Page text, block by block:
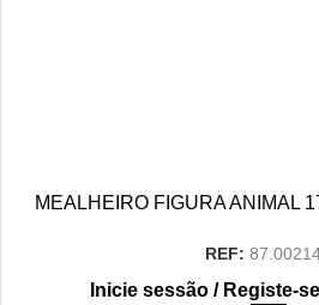
MEALHEIRO FIGURA ANIMAL
REF:
Inicie sessão / Registe-